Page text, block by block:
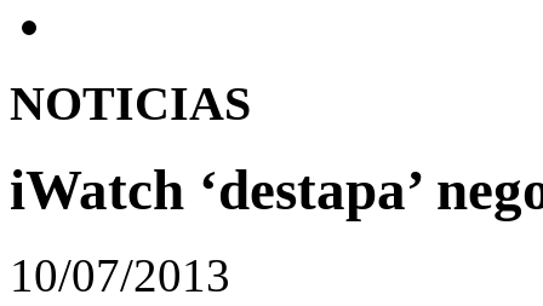
NOTICIAS
iWatch ‘destapa’
10/07/2013